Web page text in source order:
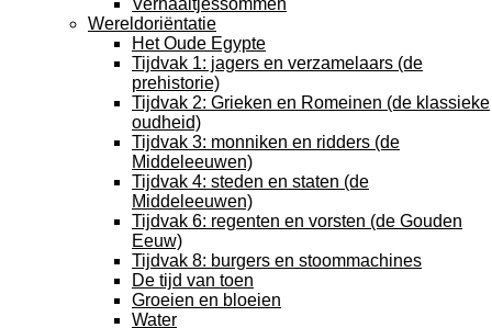
Verhaaltjessommen
Wereldoriëntatie
Het Oude Egypte
Tijdvak 1: jagers en verzamelaars (de
prehistorie)
Tijdvak 2: Grieken en Romeinen (de klassieke
oudheid)
Tijdvak 3: monniken en ridders (de
Middeleeuwen)
Tijdvak 4: steden en staten (de
Middeleeuwen)
Tijdvak 6: regenten en vorsten (de Gouden
Eeuw)
Tijdvak 8: burgers en stoommachines
De tijd van toen
Groeien en bloeien
Water